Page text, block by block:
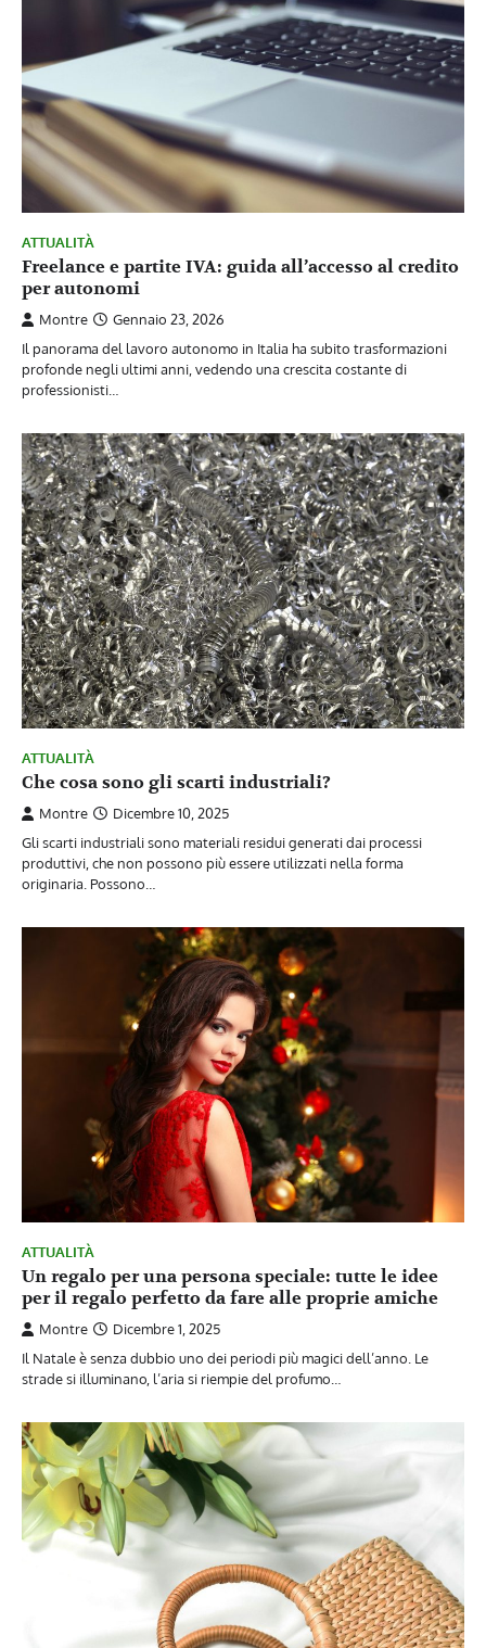
ATTUALITÀ
Freelance e partite IVA: guida all’accesso al credito
per autonomi
Montre
Gennaio 23, 2026
Il panorama del lavoro autonomo in Italia ha subito trasformazioni
profonde negli ultimi anni, vedendo una crescita costante di
professionisti…
ATTUALITÀ
Che cosa sono gli scarti industriali?
Montre
Dicembre 10, 2025
Gli scarti industriali sono materiali residui generati dai processi
produttivi, che non possono più essere utilizzati nella forma
originaria. Possono…
ATTUALITÀ
Un regalo per una persona speciale: tutte le idee
per il regalo perfetto da fare alle proprie amiche
Montre
Dicembre 1, 2025
Il Natale è senza dubbio uno dei periodi più magici dell’anno. Le
strade si illuminano, l’aria si riempie del profumo…